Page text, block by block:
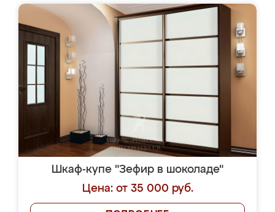
Шкаф-купе "Зефир в шоколаде"
Цена: от 35 000 руб.